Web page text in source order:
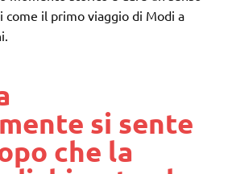
il primo viaggio di Modi a
si sente
che la